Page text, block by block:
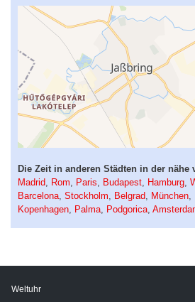
Die Zeit in anderen Städten in der nähe
Madrid
Rom Paris Budapest Hamburg
Barcelona Stockholm Belgrad München
Kopenhagen
Palma Podgorica
Weltuhr